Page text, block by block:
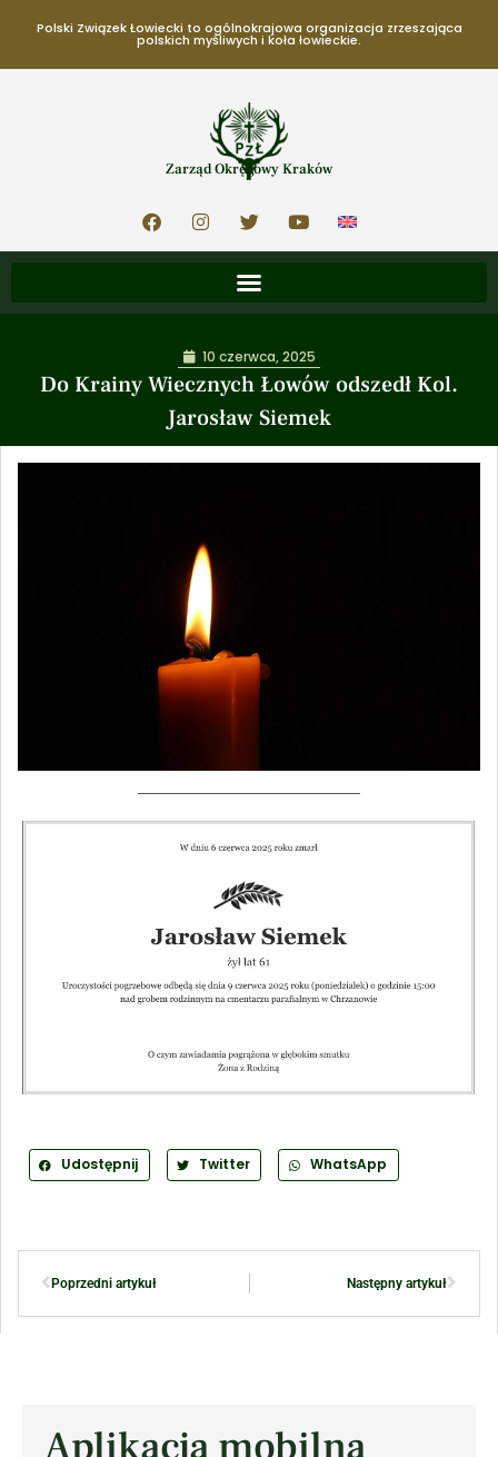
Polski Związek Łowiecki to ogólnokrajowa organizacja zrzeszająca
polskich myśliwych i koła łowieckie.
Zarząd Okręgowy Kraków
Do Krainy Wiecznych Łowów odszedł Kol.
Jarosław Siemek
10 czerwca, 2025
Udostępnij Twitter WhatsApp
Poprzedni artykuł Następny artykuł